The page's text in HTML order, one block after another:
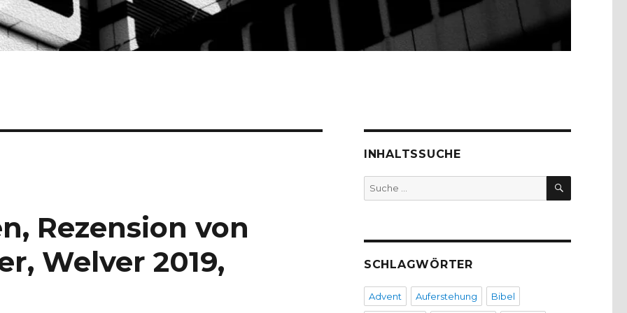
Rezension von
Welver 2019,
INHALTSSUCHE
Suche
nach:
SUCHEN
SCHLAGWÖRTER
Advent Auferstehung Bibel